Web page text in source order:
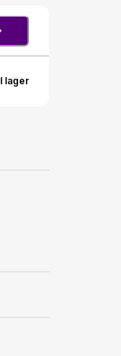
I lager